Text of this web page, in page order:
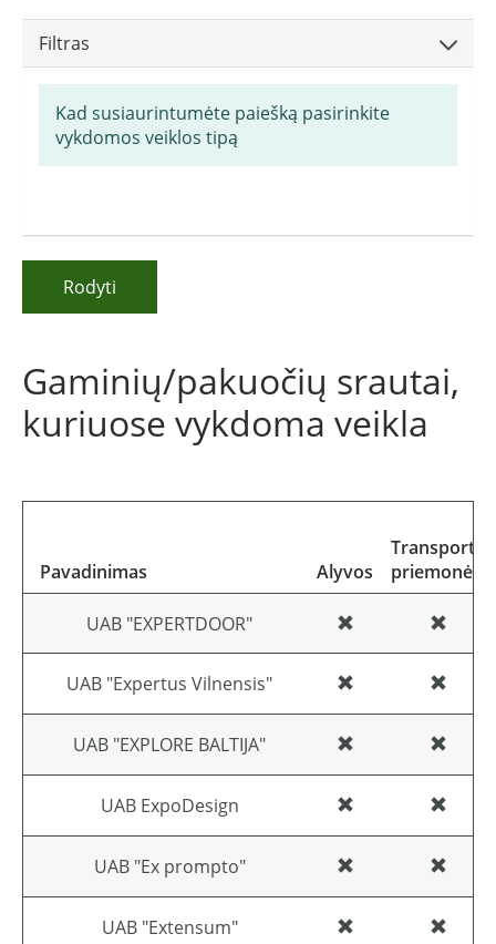
Filtras
Kad susiaurintumėte paiešką pasirinkite
vykdomos veiklos tipą
Rodyti
Gaminių/pakuočių srautai,
kuriuose vykdoma veikla
Pavadinimas Alyvos
Transporto
priemonės
UAB "EXPERTDOOR"
UAB "Expertus Vilnensis"
UAB "EXPLORE BALTIJA"
UAB ExpoDesign
UAB "Ex prompto"
UAB "Extensum"